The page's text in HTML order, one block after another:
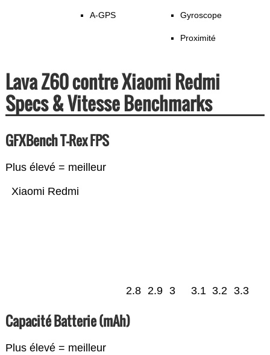
A-GPS Gyroscope
Proximité
Lava Z60 contre Xiaomi Redmi
Specs & Vitesse Benchmarks
GFXBench T-Rex FPS
Plus élevé = meilleur
Xiaomi Redmi
2.8 2.9 3 3.1 3.2 3.3
Capacité Batterie (mAh)
Plus élevé = meilleur